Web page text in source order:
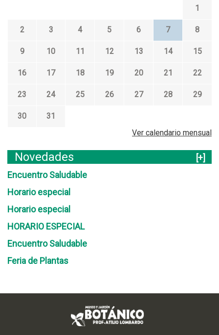
1
2 3 4 5 6 7 8
9 10 11 12 13 14 15
16 17 18 19 20 21 22
23 24 25 26 27 28 29
30
31
Ver calendario mensual
Novedades
[+]
Encuentro Saludable
Horario especial
Horario especial
HORARIO ESPECIAL
Encuentro Saludable
Feria de Plantas